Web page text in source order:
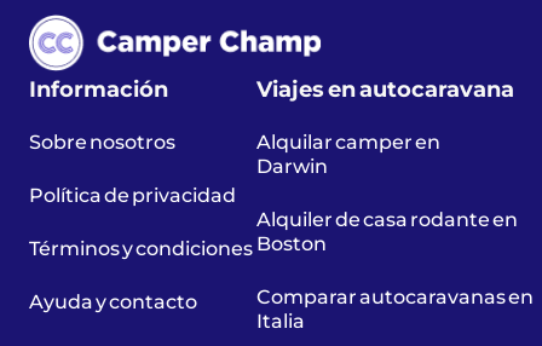
Información
Sobre nosotros
Política de privacidad
Términos y condiciones
Ayuda y contacto
Viajes en autocaravana
Alquilar camper en
Darwin
Alquiler de casa rodante en
Boston
Comparar autocaravanas en
Italia